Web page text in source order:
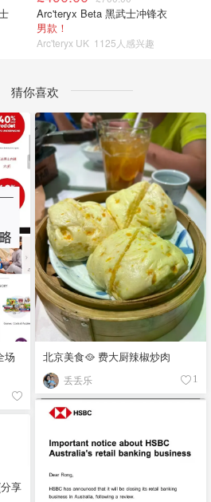
Arc'teryx Beta 黑武士冲锋衣
男款！
Arc'teryx UK 1125人感兴趣
猜你喜欢
场
北京美食🥘 费大厨辣椒炒肉
丢丢乐 1
享